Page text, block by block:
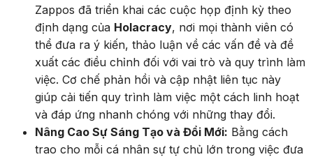
Zappos đã triển khai các cuộc họp định kỳ theo
định dạng của Holacracy, nơi mọi thành viên có
thể đưa ra ý kiến, thảo luận về các vấn đề và đề
xuất các điều chỉnh đối với vai trò và quy trình làm
việc. Cơ chế phản hồi và cập nhật liên tục này
giúp cải tiến quy trình làm việc một cách linh hoạt
và đáp ứng nhanh chóng với những thay đổi.
Nâng Cao Sự Sáng Tạo và Đổi Mới: Bằng cách
trao cho mỗi cá nhân sự tự chủ lớn trong việc đưa